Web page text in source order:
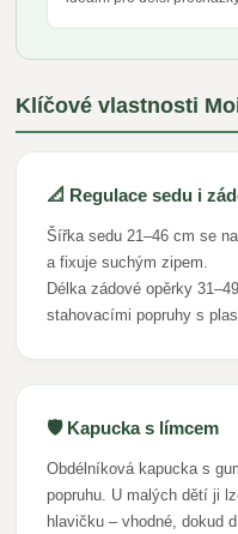
Klíčové vlastnosti
📐 Regulace sedu i
Šířka sedu 21–46 cm se
a fixuje suchým zipem.
Délka zádové opěrky
stahovacími popruhy s
🛡️ Kapucka s límcem
Obdélníková kapucka s
popruhu. U malých dětí ji
hlavičku – vhodné, dokud